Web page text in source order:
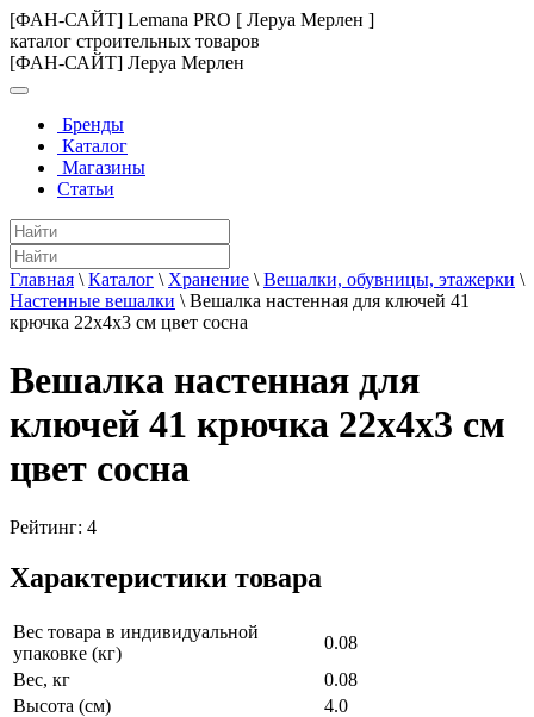
[ФАН-САЙТ] Lemana PRO [ Леруа Мерлен ]
каталог строительных товаров
[ФАН-САЙТ] Леруа Мерлен
Бренды
Каталог
Магазины
Статьи
Главная \ Каталог \ Хранение \ Вешалки, обувницы, этажерки \
Настенные вешалки \ Вешалка настенная для ключей 41
крючка 22х4х3 см цвет сосна
Вешалка настенная для
ключей 41 крючка 22х4х3 см
цвет сосна
Рейтинг: 4
Характеристики товара
Вес товара в индивидуальной
упаковке (кг)
0.08
Вес, кг
0.08
Высота (см)
4.0